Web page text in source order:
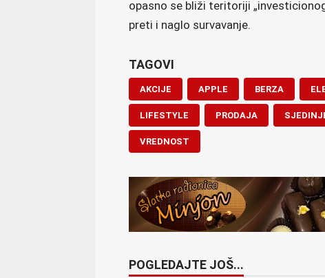
opasno se bliži teritoriji
preti i naglo survavanje.
TAGOVI
AKCIJE APPLE BERZA
LIFESTYLE PRODAJA
VREDNOST
POGLEDAJTE JOŠ...